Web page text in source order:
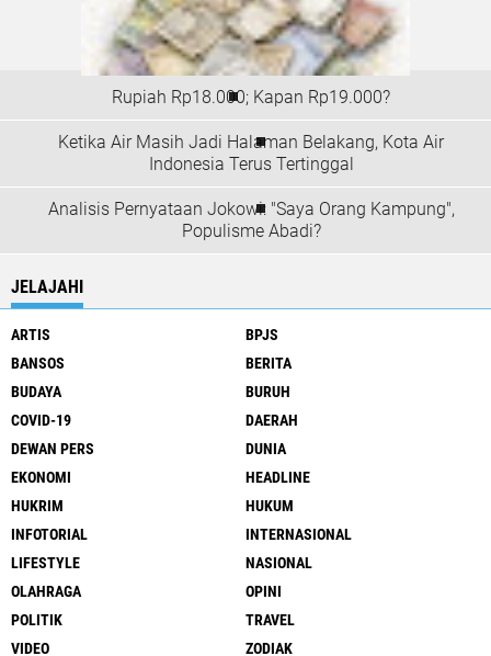
Rupiah Rp18.000; Kapan Rp19.000?
Ketika Air Masih Jadi Halaman Belakang, Kota Air
Indonesia Terus Tertinggal
Analisis Pernyataan Jokowi: "Saya Orang Kampung",
Populisme Abadi?
JELAJAHI
ARTIS
BPJS
BANSOS
BERITA
BUDAYA
BURUH
COVID-19
DAERAH
DEWAN PERS
DUNIA
EKONOMI
HEADLINE
HUKRIM
HUKUM
INFOTORIAL
INTERNASIONAL
LIFESTYLE
NASIONAL
OLAHRAGA
OPINI
POLITIK
TRAVEL
VIDEO
ZODIAK